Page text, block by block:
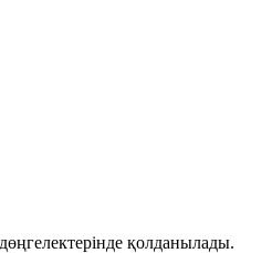
қолданылады.